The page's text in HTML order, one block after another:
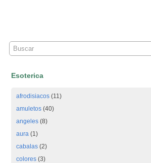
Esoterica
afrodisiacos (11)
amuletos (40)
angeles (8)
aura (1)
cabalas (2)
colores (3)